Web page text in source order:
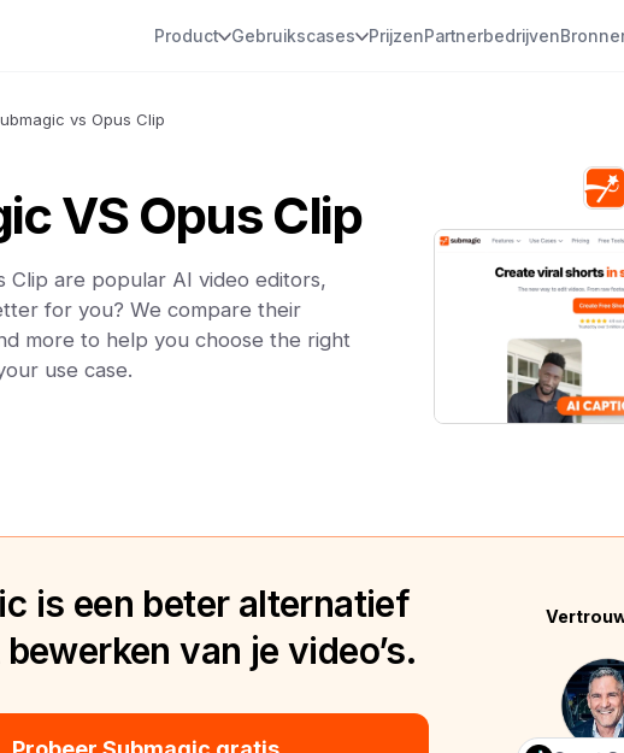
Product Gebruikscases PrijzenPartnerbedrijven
vs Opus Clip
VS Opus Clip
Clip are popular AI video editors,
for you? We compare their
more to help you choose the right
use case.
is een beter alternatief
van je video’s.